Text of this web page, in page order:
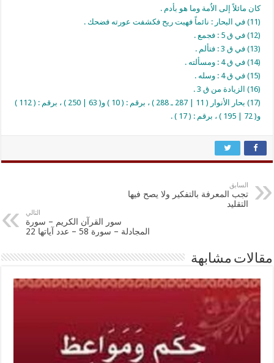
كان مائلاً إلى الاُمة وما هو بأدم .
(11) في البحار : نائماً فهبت ريح فكشفت عورته فضحك .
(12) في ق 5 : فجمع .
(13) في ق 3 : فتألم .
(14) في ق 4 : ومسألته .
(15) في ق 4 : وسله .
(16) الزيادة من ق 3 .
(17) بحار الأنوار ( 11 | 287 ـ 288 ) ، برقم : ( 10 ) و( 63 | 250 ) ، برقم : ( 112 )
و( 72 | 195 ) ، برقم : ( 17 ) .
السابق
تجب المعرفة بالتفكير ولا يصح فيها
التقليد
التالي
سور القرآن الكريم – سورة
المجادلة – سورة 58 – عدد آياتها 22
مقالات مشابهة